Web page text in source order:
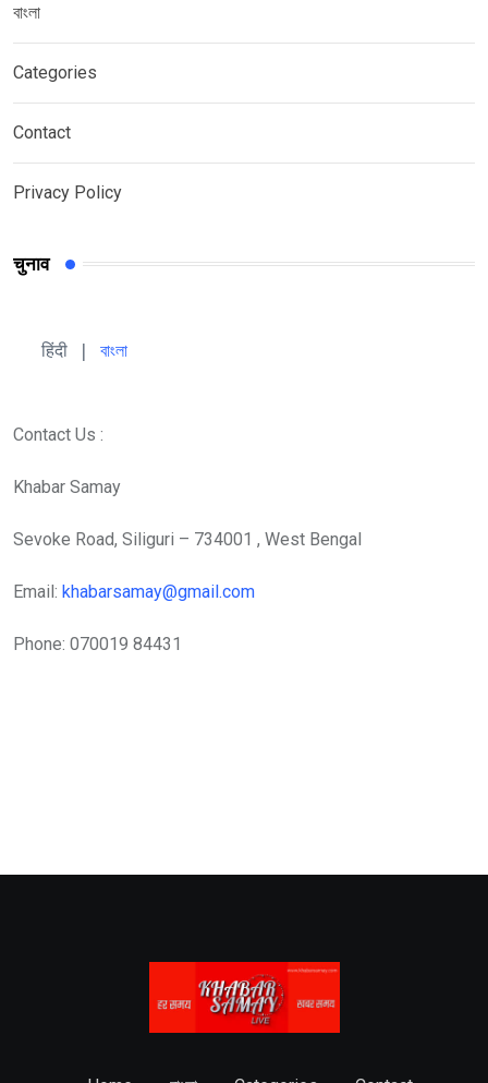
বাংলা
Categories
Contact
Privacy Policy
चुनाव
हिंदी বাংলা
Contact Us :
Khabar Samay
Sevoke Road, Siliguri – 734001 , West Bengal
Email: khabarsamay@gmail.com
Phone: 070019 84431